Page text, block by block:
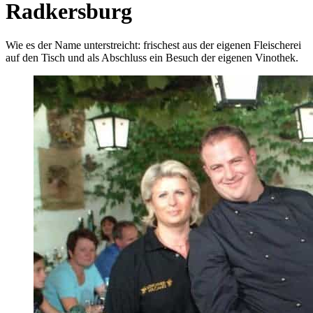
Radkersburg
Wie es der Name unterstreicht: frischest aus der eigenen Fleischerei
auf den Tisch und als Abschluss ein Besuch der eigenen Vinothek.